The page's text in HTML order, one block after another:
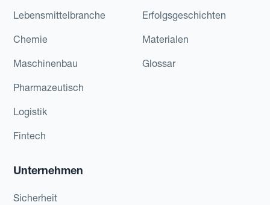
Lebensmittelbranche
Chemie
Maschinenbau
Pharmazeutisch
Logistik
Fintech
Erfolgsgeschichten
Materialen
Glossar
Unternehmen
Sicherheit